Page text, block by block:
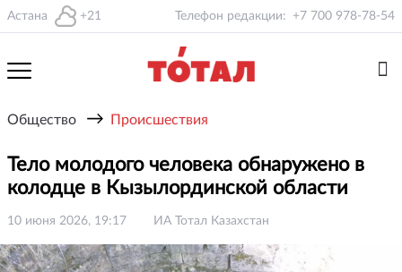
Астана +21 Телефон редакции: +7 700 978-78-54
Общество → Происшествия
Тело молодого человека обнаружено в
колодце в Кызылординской области
10 июня 2026, 19:17 ИА Тотал Казахстан